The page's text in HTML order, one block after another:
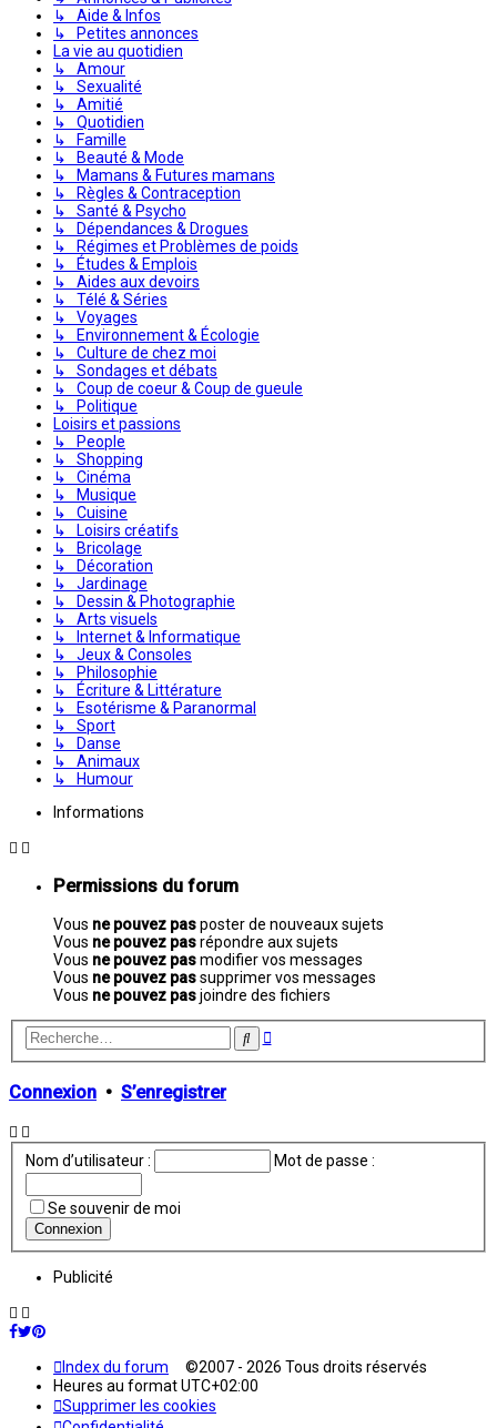
↳ Aide & Infos
↳ Petites annonces
La vie au quotidien
↳ Amour
↳ Sexualité
↳ Amitié
↳ Quotidien
↳ Famille
↳ Beauté & Mode
↳ Mamans & Futures mamans
↳ Règles & Contraception
↳ Santé & Psycho
↳ Dépendances & Drogues
↳ Régimes et Problèmes de poids
↳ Études & Emplois
↳ Aides aux devoirs
↳ Télé & Séries
↳ Voyages
↳ Environnement & Écologie
↳ Culture de chez moi
↳ Sondages et débats
↳ Coup de coeur & Coup de gueule
↳ Politique
Loisirs et passions
↳ People
↳ Shopping
↳ Cinéma
↳ Musique
↳ Cuisine
↳ Loisirs créatifs
↳ Bricolage
↳ Décoration
↳ Jardinage
↳ Dessin & Photographie
↳ Arts visuels
↳ Internet & Informatique
↳ Jeux & Consoles
↳ Philosophie
↳ Écriture & Littérature
↳ Esotérisme & Paranormal
↳ Sport
↳ Danse
↳ Animaux
↳ Humour
Informations
Permissions du forum
Vous ne pouvez pasposter de nouveaux sujets
Vous ne pouvez pasrépondre aux sujets
Vous ne pouvez pasmodifier vos messages
Vous ne pouvez passupprimer vos messages
Vous ne pouvez pasjoindre des fichiers
Rechercher
Recherche
Connexion • S’enregistrer
Nom d’utilisateur : Mot de passe :
Se souvenir de moi
Publicité
Index du forum ©2007 - 2026 Tous droits réservés
Heures au formatUTC+02:00
Supprimer les cookies